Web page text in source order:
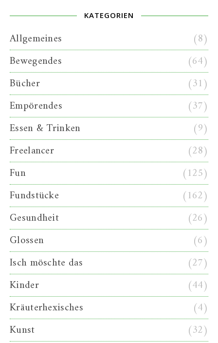
KATEGORIEN
Allgemeines
(8)
Bewegendes
(64)
Bücher
(31)
Empörendes
(37)
Essen & Trinken
(9)
Freelancer
(28)
Fun
(125)
Fundstücke
(162)
Gesundheit
(26)
Glossen
(6)
Isch möschte das
(27)
Kinder
(44)
Kräuterhexisches
(4)
Kunst
(32)